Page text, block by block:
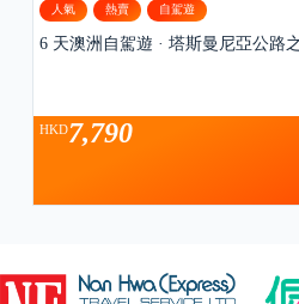
人氣 熱賣 自駕遊
6 天澳洲自駕遊 · 塔斯曼尼亞公路
HKD7,790